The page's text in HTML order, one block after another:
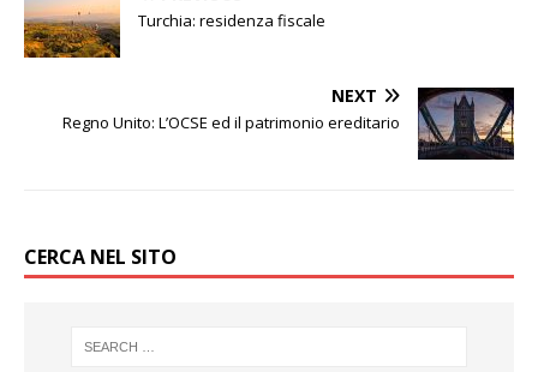
Turchia: residenza fiscale
NEXT
Regno Unito: L’OCSE ed il patrimonio ereditario
CERCA NEL SITO